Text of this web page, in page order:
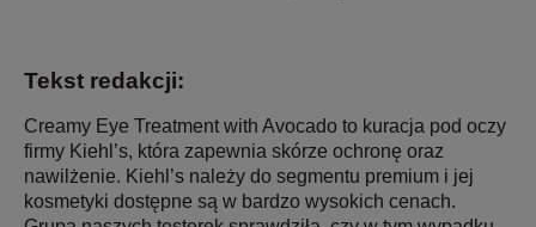
Tekst redakcji:
Creamy Eye Treatment with Avocado to kuracja pod oczy
firmy Kiehl’s, która zapewnia skórze ochronę oraz
nawilżenie. Kiehl’s należy do segmentu premium i jej
kosmetyki dostępne są w bardzo wysokich cenach.